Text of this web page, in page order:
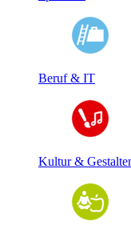
Beruf & IT
Kultur &